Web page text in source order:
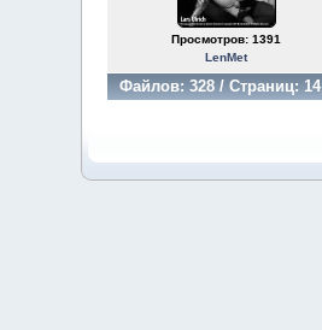
Просмотров: 1391
LenMet
Файлов: 328 / Страниц: 14